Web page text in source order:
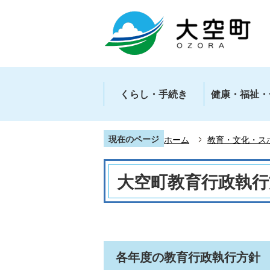
くらし・手続き 健康・福祉
現在のページ ホーム 教育・文化・ス
大空町教育行政執
各年度の教育行政執行方針